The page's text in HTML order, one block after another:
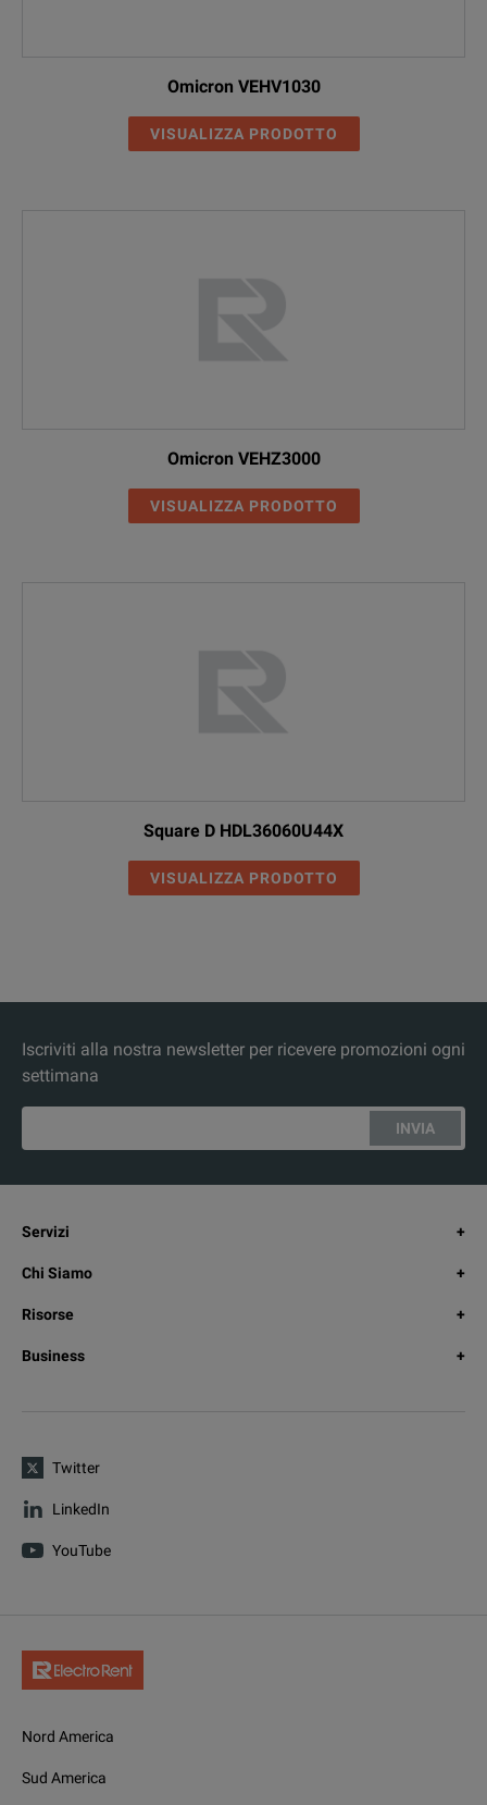
Omicron VEHV1030
VISUALIZZA PRODOTTO
Omicron VEHZ3000
VISUALIZZA PRODOTTO
Square D HDL36060U44X
VISUALIZZA PRODOTTO
Iscriviti alla nostra newsletter per ricevere promozioni ogni
settimana
INVIA
Servizi
Chi Siamo
Risorse
Business
Twitter
LinkedIn
YouTube
Nord America
Sud America